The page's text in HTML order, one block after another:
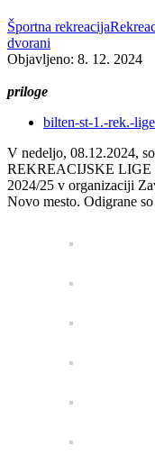
Športna rekreacija
dvorani
Objavljeno: 8. 12. 2024
priloge
bilten-st-1.-rek.-
V nedeljo, 08.12.2024,
REKREACIJSKE
2024/25 v organizaciji
Novo mesto. Odigrane